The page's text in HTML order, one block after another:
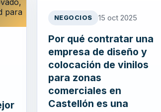
NEGOCIOS 15 oct 2025
Por qué contratar una
empresa de diseño y
colocación de vinilos
para zonas
comerciales en
Castellón es una